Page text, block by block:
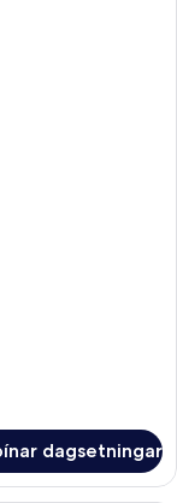
dagsetningar